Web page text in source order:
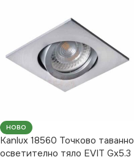
НОВО
Kanlux 18560 Точково таванно
осветително тяло EVIT Gx5.3